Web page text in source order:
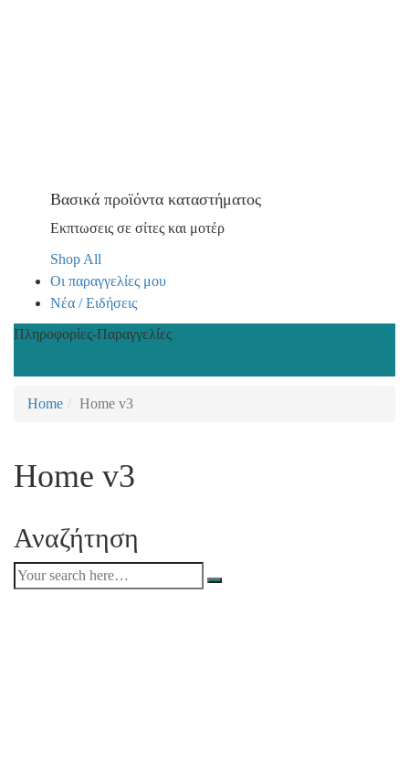
Βασικά προϊόντα καταστήματος
Εκπτωσεις σε σίτες και μοτέρ
Shop All
Οι παραγγελίες μου
Νέα / Ειδήσεις
Πληροφορίες-Παραγγελίες
Home Home v3
Home v3
Αναζήτηση